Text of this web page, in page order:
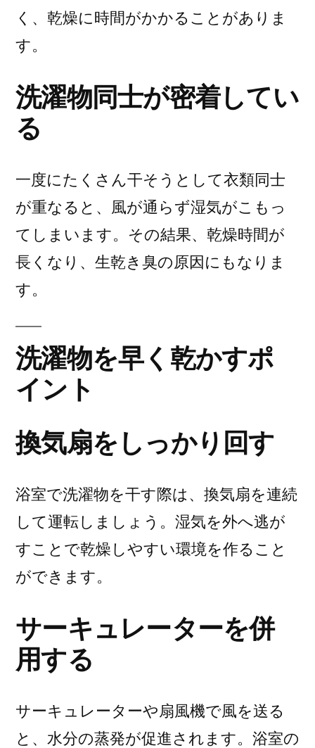
く、乾燥に時間がかかることがありま
す。
洗濯物同士が密着してい
る
一度にたくさん干そうとして衣類同士
が重なると、風が通らず湿気がこもっ
てしまいます。その結果、乾燥時間が
長くなり、生乾き臭の原因にもなりま
す。
洗濯物を早く乾かすポ
イント
換気扇をしっかり回す
浴室で洗濯物を干す際は、換気扇を連続
して運転しましょう。湿気を外へ逃が
すことで乾燥しやすい環境を作ること
ができます。
サーキュレーターを併
用する
サーキュレーターや扇風機で風を送る
と、水分の蒸発が促進されます。浴室の